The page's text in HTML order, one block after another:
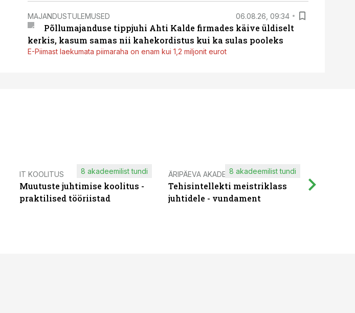
MAJANDUSTULEMUSED 06.08.26, 09:34
Põllumajanduse tippjuhi Ahti Kalde firmades käive üldiselt
kerkis, kasum samas nii kahekordistus kui ka sulas pooleks
E-Piimast laekumata piimaraha on enam kui 1,2 miljonit eurot
IT KOOLITUS
Muutuste juhtimise koolitus -
praktilised tööriistad
8 akadeemilist tundi ÄRIPÄEVA AKADEEMIA
Tehisintellekti meistriklass
juhtidele - vundament
8 akadeemilist tundi